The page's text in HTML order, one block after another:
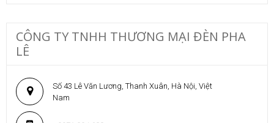
CÔNG TY TNHH THƯƠNG MẠI ĐÈN PHA
LÊ
Số 43 Lê Văn Lương, Thanh Xuân, Hà Nội, Việt
Nam